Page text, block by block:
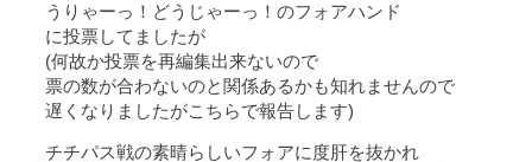
うりゃーっ！どうじゃーっ！のフォアハンド
に投票してましたが
(何故か投票を再編集出来ないので
票の数が合わないのと関係あるかも知れませんので
遅くなりましたがこちらで報告します)
チチパス戦の素晴らしいフォアに度肝を抜かれ